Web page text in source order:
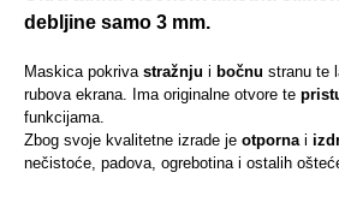
debljine samo 3 mm.
Maskica pokriva stražnju i bočnu stranu te
rubova ekrana. Ima originalne otvore te
funkcijama.
Zbog svoje kvalitetne izrade je otpornai
nečistoće, padova, ogrebotina i ostalih
Sleng Feel
Univerzalne futrole i
maskice